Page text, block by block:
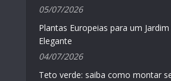
05/07/2026
Plantas Europeias para um
Elegante
04/07/2026
Teto verde: saiba como montar